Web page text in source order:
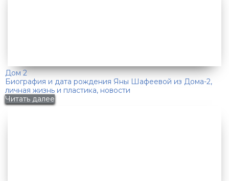
Дом 2
Биография и дата рождения Яны Шафеевой из Дома-2,
личная жизнь и пластика, новости
Читать далее